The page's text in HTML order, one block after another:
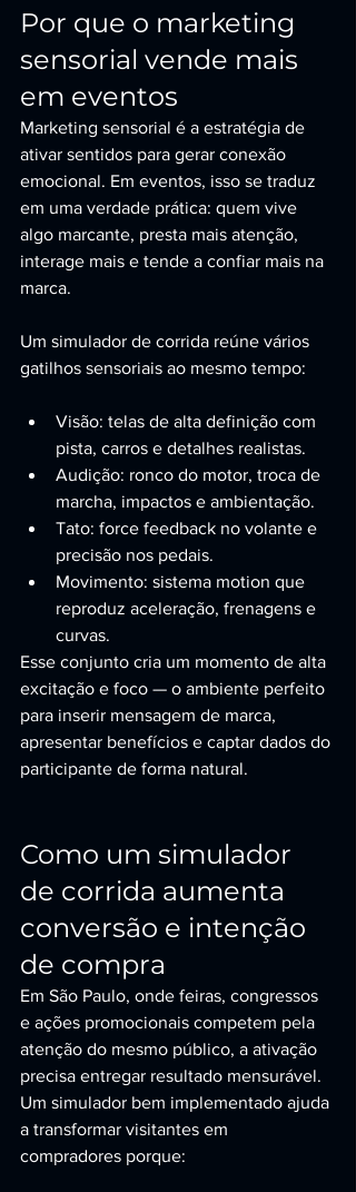
Por que o marketing
sensorial vende mais
em eventos
Marketing sensorial é a estratégia de
ativar sentidos para gerar conexão
emocional. Em eventos, isso se traduz
em uma verdade prática: quem vive
algo marcante, presta mais atenção,
interage mais e tende a confiar mais na
marca.
Um simulador de corrida reúne vários
gatilhos sensoriais ao mesmo tempo:
Visão: telas de alta definição com
pista, carros e detalhes realistas.
Audição: ronco do motor, troca de
marcha, impactos e ambientação.
Tato: force feedback no volante e
precisão nos pedais.
Movimento: sistema motion que
reproduz aceleração, frenagens e
curvas.
Esse conjunto cria um momento de alta
excitação e foco — o ambiente perfeito
para inserir mensagem de marca,
apresentar benefícios e captar dados do
participante de forma natural.
Como um simulador
de corrida aumenta
conversão e intenção
de compra
Em São Paulo, onde feiras, congressos
e ações promocionais competem pela
atenção do mesmo público, a ativação
precisa entregar resultado mensurável.
Um simulador bem implementado ajuda
a transformar visitantes em
compradores porque: